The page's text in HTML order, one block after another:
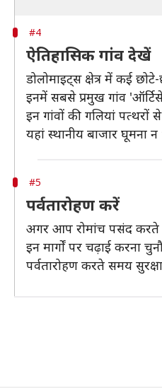
#4
ऐतिहासिक गांव देखें
डोलोमाइट्स क्षेत्र में कई
इनमें सबसे प्रमुख गांव
इन गांवों की गलियां
यहां स्थानीय बाजार घूमना
#5
पर्वतारोहण करें
अगर आप रोमांच पसंद करते हैं
इन मार्गों पर चढ़ाई करना
पर्वतारोहण करते समय